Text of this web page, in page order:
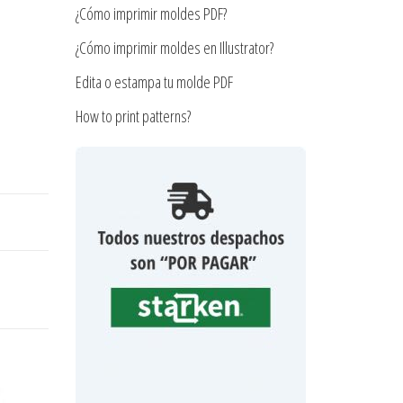
¿Cómo imprimir moldes PDF?
¿Cómo imprimir moldes en Illustrator?
Edita o estampa tu molde PDF
How to print patterns?